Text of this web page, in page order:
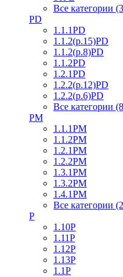
Все категории
PD
1.1.1PD
1.1.2(р.15)PD
1.1.2(р.8)PD
1.1.2PD
1.2.1PD
1.2.2(р.12)PD
1.2.2(р.6)PD
Все категории
PM
1.1.1PM
1.1.2PM
1.2.1PM
1.2.2PM
1.3.1PM
1.3.2PM
1.4.1PM
Все категории
P
1.10P
1.11P
1.12P
1.13P
1.1P